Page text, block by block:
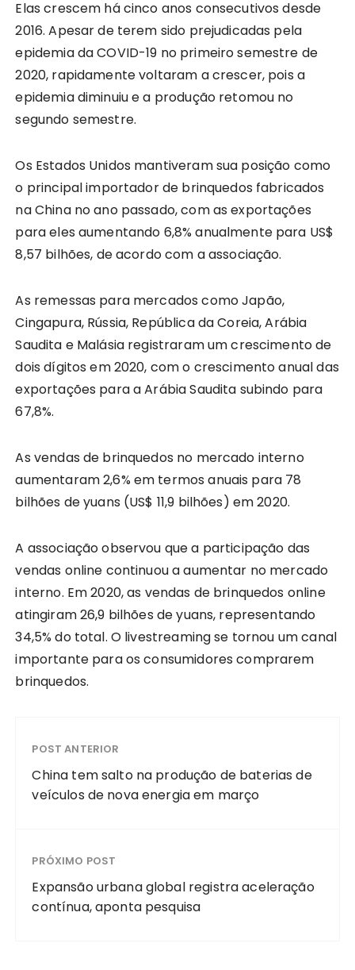
Elas crescem há cinco anos consecutivos desde
2016. Apesar de terem sido prejudicadas pela
epidemia da COVID-19 no primeiro semestre de
2020, rapidamente voltaram a crescer, pois a
epidemia diminuiu e a produção retomou no
segundo semestre.
Os Estados Unidos mantiveram sua posição como
o principal importador de brinquedos fabricados
na China no ano passado, com as exportações
para eles aumentando 6,8% anualmente para US$
8,57 bilhões, de acordo com a associação.
As remessas para mercados como Japão,
Cingapura, Rússia, República da Coreia, Arábia
Saudita e Malásia registraram um crescimento de
dois dígitos em 2020, com o crescimento anual das
exportações para a Arábia Saudita subindo para
67,8%.
As vendas de brinquedos no mercado interno
aumentaram 2,6% em termos anuais para 78
bilhões de yuans (US$ 11,9 bilhões) em 2020.
A associação observou que a participação das
vendas online continuou a aumentar no mercado
interno. Em 2020, as vendas de brinquedos online
atingiram 26,9 bilhões de yuans, representando
34,5% do total. O livestreaming se tornou um canal
importante para os consumidores comprarem
brinquedos.
POST ANTERIOR
China tem salto na produção de baterias de
veículos de nova energia em março
PRÓXIMO POST
Expansão urbana global registra aceleração
contínua, aponta pesquisa